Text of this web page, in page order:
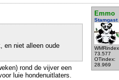
Emmo
Stamgast
73.577
OTindex:
28.969
en niet alleen oude
rond de vijver een
luie hondenuitlaters.